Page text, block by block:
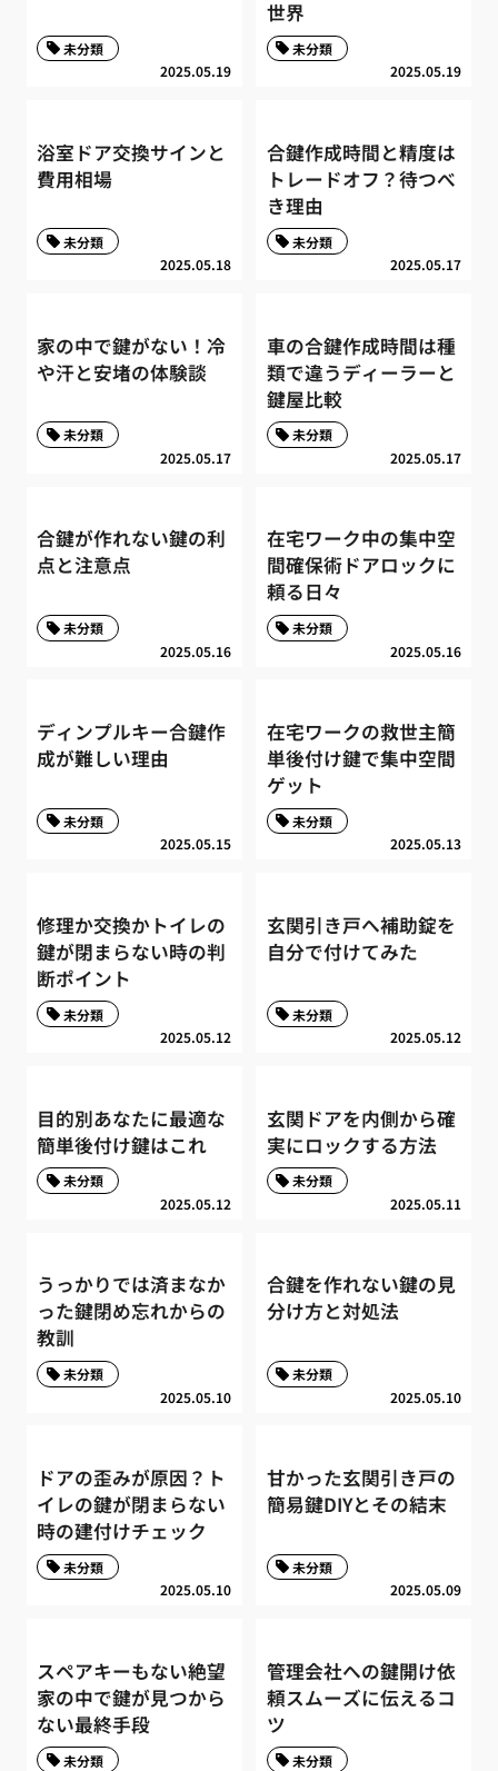
2025.05.19
未分類
世界
2025.05.19
未分類
浴室ドア交換サインと
費用相場
2025.05.18
未分類
合鍵作成時間と精度は
トレードオフ？待つべ
き理由
2025.05.17
未分類
家の中で鍵がない！冷
や汗と安堵の体験談
2025.05.17
未分類
車の合鍵作成時間は種
類で違うディーラーと
鍵屋比較
2025.05.17
未分類
合鍵が作れない鍵の利
点と注意点
2025.05.16
未分類
在宅ワーク中の集中空
間確保術ドアロックに
頼る日々
2025.05.16
未分類
ディンプルキー合鍵作
成が難しい理由
2025.05.15
未分類
在宅ワークの救世主簡
単後付け鍵で集中空間
ゲット
2025.05.13
未分類
修理か交換かトイレの
鍵が閉まらない時の判
断ポイント
2025.05.12
未分類
玄関引き戸へ補助錠を
自分で付けてみた
2025.05.12
未分類
目的別あなたに最適な
簡単後付け鍵はこれ
2025.05.12
未分類
玄関ドアを内側から確
実にロックする方法
2025.05.11
未分類
うっかりでは済まなか
った鍵閉め忘れからの
教訓
2025.05.10
未分類
合鍵を作れない鍵の見
分け方と対処法
2025.05.10
未分類
ドアの歪みが原因？ト
イレの鍵が閉まらない
時の建付けチェック
2025.05.10
未分類
甘かった玄関引き戸の
簡易鍵DIYとその結末
2025.05.09
未分類
スペアキーもない絶望
家の中で鍵が見つから
ない最終手段
未分類
管理会社への鍵開け依
頼スムーズに伝えるコ
ツ
未分類